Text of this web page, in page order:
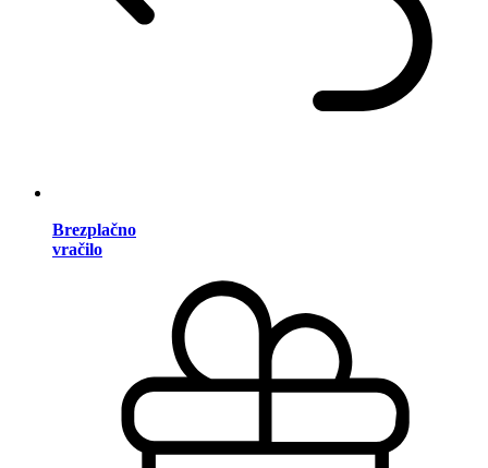
Brezplačno
vračilo